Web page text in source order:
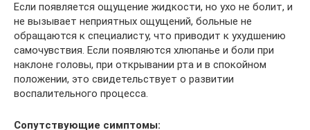
Если появляется ощущение жидкости, но ухо не болит, и
не вызывает неприятных ощущений, больные не
обращаются к специалисту, что приводит к ухудшению
самочувствия. Если появляются хлюпанье и боли при
наклоне головы, при открывании рта и в спокойном
положении, это свидетельствует о развитии
воспалительного процесса.
Сопутствующие симптомы: